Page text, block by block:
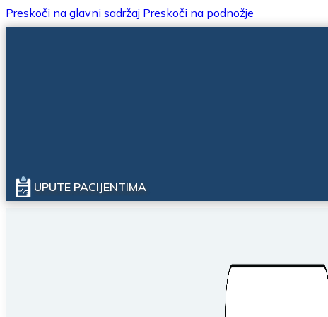
Preskoči na glavni sadržaj Preskoči na podnožje
UPUTE PACIJENTIMA